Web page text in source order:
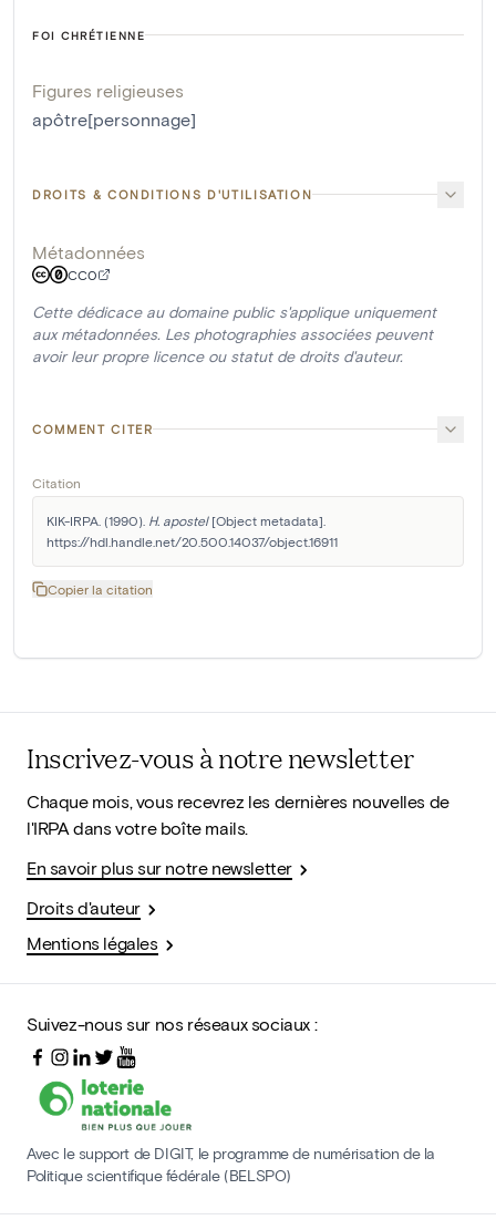
FOI CHRÉTIENNE
Figures religieuses
apôtre[personnage]
DROITS & CONDITIONS D'UTILISATION
Métadonnées
CC0
Cette dédicace au domaine public s'applique uniquement
aux métadonnées. Les photographies associées peuvent
avoir leur propre licence ou statut de droits d'auteur.
COMMENT CITER
Citation
KIK-IRPA. (1990). H. apostel [Object metadata].
https://hdl.handle.net/20.500.14037/object.16911
Copier la citation
Inscrivez-vous à notre newsletter
Chaque mois, vous recevrez les dernières nouvelles de
l'IRPA dans votre boîte mails.
En savoir plus sur notre newsletter
Droits d'auteur
Mentions légales
Suivez-nous sur nos réseaux sociaux :
Avec le support de DIGIT, le programme de numérisation de la
Politique scientifique fédérale (BELSPO)